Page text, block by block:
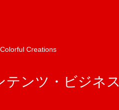
Colorful Creations
テンツ・ビジネス